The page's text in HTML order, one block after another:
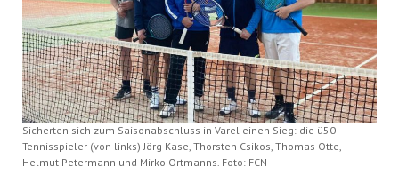
Sicherten sich zum Saisonabschluss in Varel einen Sieg: die ü50-
Tennisspieler (von links) Jörg Kase, Thorsten Csikos, Thomas Otte,
Helmut Petermann und Mirko Ortmanns. Foto: FCN